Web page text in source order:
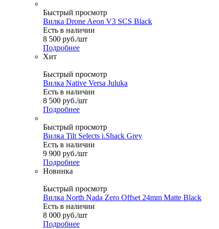
Быстрый просмотр
Вилка Drone Aeon V3 SCS Black
Есть в наличии
8 500 руб./шт
Подробнее
Хит
Быстрый просмотр
Вилка Native Versa Juluka
Есть в наличии
8 500 руб./шт
Подробнее
Быстрый просмотр
Вилка Tilt Selects i.Shack Grey
Есть в наличии
9 900 руб./шт
Подробнее
Новинка
Быстрый просмотр
Вилка North Nada Zero Offset 24mm Matte Black
Есть в наличии
8 000 руб./шт
Подробнее